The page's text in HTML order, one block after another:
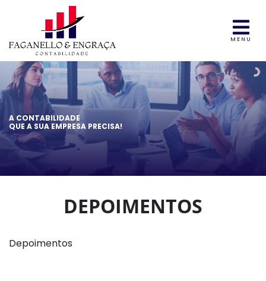
MENU
A CONTABILIDADE
QUE A SUA EMPRESA PRECISA!
DEPOIMENTOS
Depoimentos